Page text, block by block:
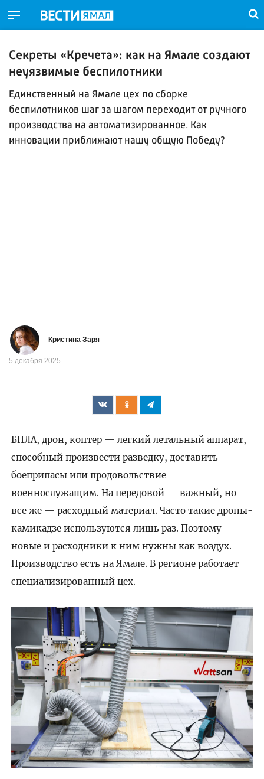
Секреты «Кречета»: как на Ямале создают
неуязвимые беспилотники
Единственный на Ямале цех по сборке
беспилотников шаг за шагом переходит от ручного
производства на автоматизированное. Как
инновации приближают нашу общую Победу?
Кристина Заря
5 декабря 2025
БПЛА, дрон, коптер — легкий летальный аппарат,
способный произвести разведку, доставить
боеприпасы или продовольствие
военнослужащим. На передовой — важный, но
все же — расходный материал. Часто такие дроны-
камикадзе используются лишь раз. Поэтому
новые и расходники к ним нужны как воздух.
Производство есть на Ямале. В регионе работает
специализированный цех.